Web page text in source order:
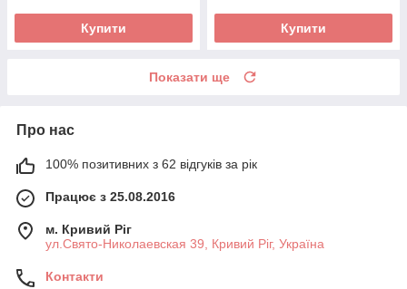
Купити Купити
Показати ще
Про нас
100% позитивних з 62 відгуків за рік
Працює з 25.08.2016
м. Кривий Ріг
ул.Свято-Николаевская 39, Кривий Ріг, Україна
Контакти